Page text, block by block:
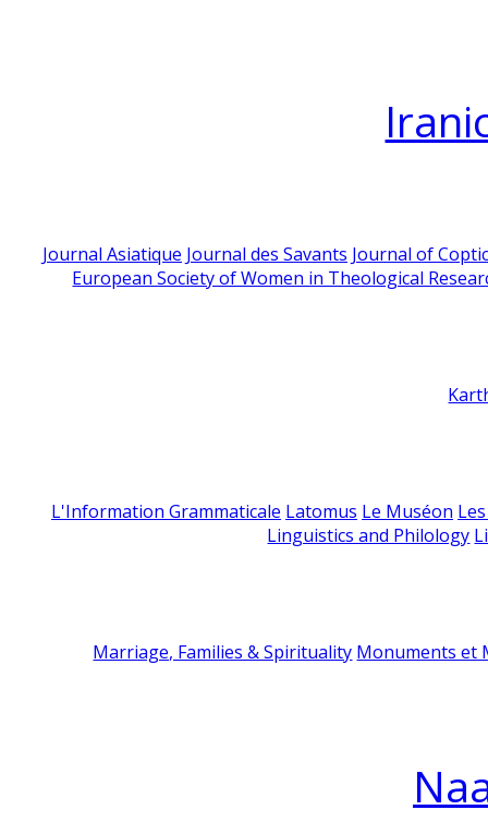
Journal Asiatique Journal des Savants Journal of
European Society of Women in Theological
L'Information Grammaticale Latomus Le Muséon
Linguistics and Philology
Marriage, Families & Spirituality Monuments et